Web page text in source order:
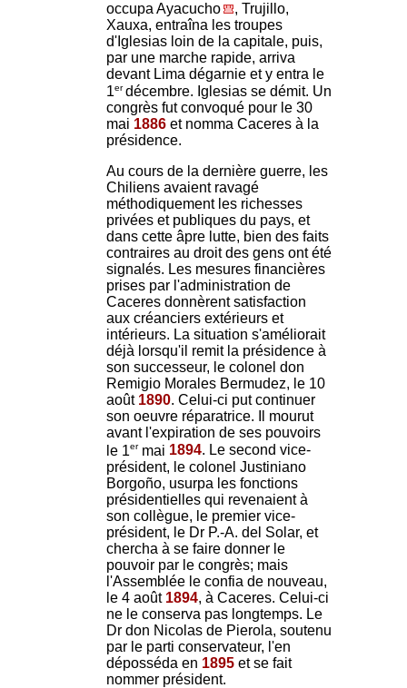
occupa Ayacucho
, Trujillo,
Xauxa, entraîna les troupes
d'Iglesias loin de la capitale, puis,
par une marche rapide, arriva
devant Lima dégarnie et y entra le
1erdécembre. Iglesias se démit. Un
congrès fut convoqué pour le 30
mai 1886 et nomma Caceres à la
présidence.
Au cours de la dernière guerre, les
Chiliens avaient ravagé
méthodiquement les richesses
privées et publiques du pays, et
dans cette âpre lutte, bien des faits
contraires au droit des gens ont été
signalés. Les mesures financières
prises par l'administration de
Caceres donnèrent satisfaction
aux créanciers extérieurs et
intérieurs. La situation s'améliorait
déjà lorsqu'il remit la présidence à
son successeur, le colonel don
Remigio Morales Bermudez, le 10
août 1890. Celui-ci put continuer
son oeuvre réparatrice. Il mourut
avant l'expiration de ses pouvoirs
le 1ermai 1894. Le second vice-
président, le colonel Justiniano
Borgoño, usurpa les fonctions
présidentielles qui revenaient à
son collègue, le premier vice-
président, le Dr P.-A. del Solar, et
chercha à se faire donner le
pouvoir par le congrès; mais
l'Assemblée le confia de nouveau,
le 4 août 1894, à Caceres. Celui-ci
ne le conserva pas longtemps. Le
Dr don Nicolas de Pierola, soutenu
par le parti conservateur, l'en
déposséda en 1895 et se fait
nommer président.